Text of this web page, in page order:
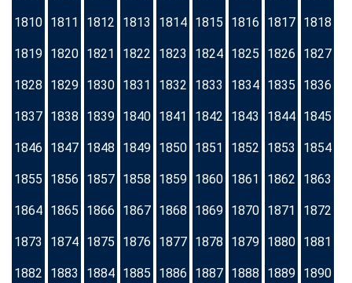
1810 1811 1812 1813 1814 1815 1816 1817 1818
1819 1820 1821 1822 1823 1824 1825 1826 1827
1828 1829 1830 1831 1832 1833 1834 1835 1836
1837 1838 1839 1840 1841 1842 1843 1844 1845
1846 1847 1848 1849 1850 1851 1852 1853 1854
1855 1856 1857 1858 1859 1860 1861 1862 1863
1864 1865 1866 1867 1868 1869 1870 1871 1872
1873 1874 1875 1876 1877 1878 1879 1880 1881
1882 1883 1884 1885 1886 1887 1888 1889 1890